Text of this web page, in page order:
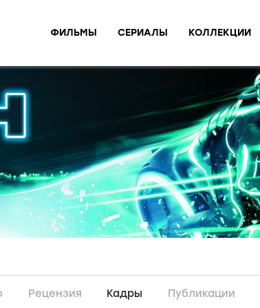
ФИЛЬМЫ СЕРИАЛЫ КОЛЛЕКЦИИ
Рецензия Кадры Публикации